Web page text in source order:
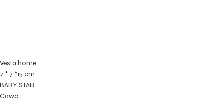
Vesta home
7 * 7 *15 cm
BABY STAR
Cawö